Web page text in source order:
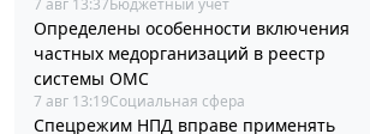
Определены особенности включения
частных медорганизаций в реестр
системы ОМС
7 авг 13:19Социальная сфера
Спецрежим НПД вправе применять